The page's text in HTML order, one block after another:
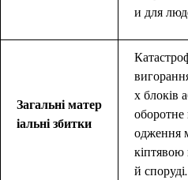
и для
Загальні матер
іальні збитки
х блоків
одження
кіптявою
й споруді.